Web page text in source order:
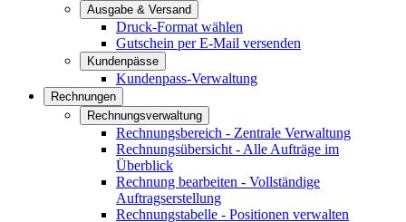
Ausgabe & Versand
Druck-Format wählen
Gutschein per E-Mail versenden
Kundenpässe
Kundenpass-Verwaltung
Rechnungen
Rechnungsverwaltung
Rechnungsbereich - Zentrale Verwaltung
Rechnungsübersicht - Alle Aufträge im
Überblick
Rechnung bearbeiten - Vollständige
Auftragserstellung
Rechnungstabelle - Positionen verwalten